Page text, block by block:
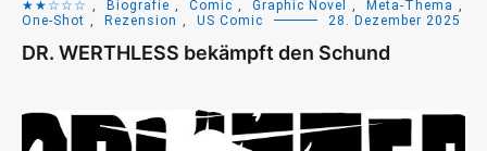
★★☆☆☆ Biografie Comic Graphic Novel Meta-Thema
One-Shot
Rezension US Comic 28. Dezember 2025
DR. WERTHLESS bekämpft den Schund